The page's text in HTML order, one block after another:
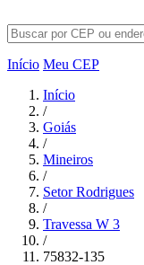
Início Meu CEP
Início
/
Goiás
/
Mineiros
/
Setor Rodrigues
/
Travessa W 3
/
75832-135